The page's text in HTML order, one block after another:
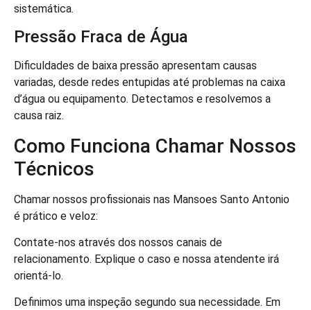
sistemática.
Pressão Fraca de Água
Dificuldades de baixa pressão apresentam causas
variadas, desde redes entupidas até problemas na caixa
d’água ou equipamento. Detectamos e resolvemos a
causa raiz.
Como Funciona Chamar Nossos
Técnicos
Chamar nossos profissionais nas Mansoes Santo Antonio
é prático e veloz:
Contate-nos através dos nossos canais de
relacionamento. Explique o caso e nossa atendente irá
orientá-lo.
Definimos uma inspeção segundo sua necessidade. Em